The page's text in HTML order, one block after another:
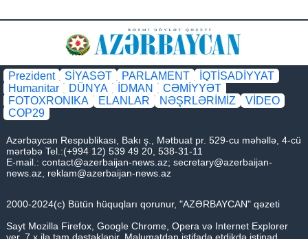
Prezident SİYASƏT PARLAMENT
İQTİSADİYYAT
Humanitar
DÜNYA İDMAN
CƏMİYYƏT
FOTOXRONIKA
ELANLAR NƏŞRLƏRİMİZ
VİDEO
COP29
Azərbaycan Respublikası, Bakı ş., Mətbuat pr. 529-cu məhəllə, 4-cü
mərtəbə Tel.:(+994 12) 539 49 20, 538-31-11
E-mail.: contact@azerbaijan-news.az; secretary@azerbaijan-
news.az, reklam@azerbaijan-news.az
2000-2024(c) Bütün hüquqları qorunur, "AZƏRBAYCAN" qəzeti
Sayt Mozilla Firefox, Google Chrome, Opera və Internet Explorer